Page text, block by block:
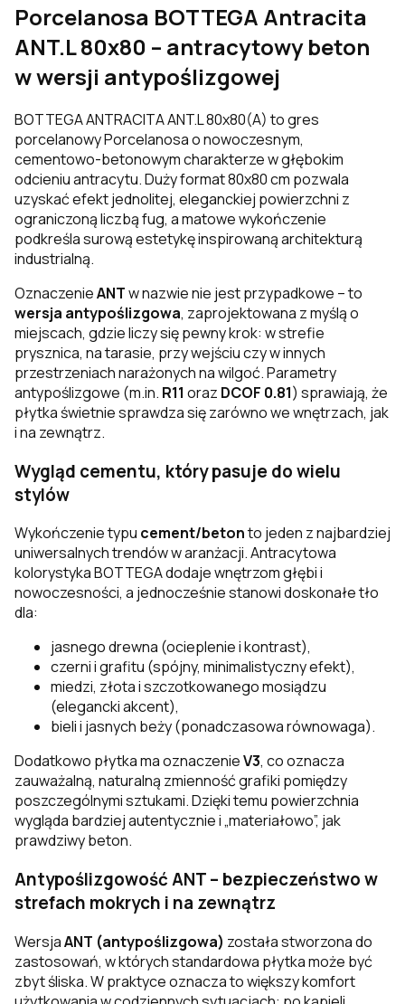
Porcelanosa BOTTEGA Antracita
ANT.L 80x80 – antracytowy beton
w wersji antypoślizgowej
BOTTEGA ANTRACITA ANT.L 80x80(A) to gres
porcelanowy Porcelanosa o nowoczesnym,
cementowo-betonowym charakterze w głębokim
odcieniu antracytu. Duży format 80x80 cm pozwala
uzyskać efekt jednolitej, eleganckiej powierzchni z
ograniczoną liczbą fug, a matowe wykończenie
podkreśla surową estetykę inspirowaną architekturą
industrialną.
OznaczenieANTw nazwie nie jest przypadkowe – to
wersja antypoślizgowa, zaprojektowana z myślą o
miejscach, gdzie liczy się pewny krok: w strefie
prysznica, na tarasie, przy wejściu czy w innych
przestrzeniach narażonych na wilgoć. Parametry
antypoślizgowe (m.in. R11 oraz DCOF 0.81) sprawiają, że
płytka świetnie sprawdza się zarówno we wnętrzach, jak
i na zewnątrz.
Wygląd cementu, który pasuje do wielu
stylów
Wykończenie typu cement/betonto jeden z najbardziej
uniwersalnych trendów w aranżacji. Antracytowa
kolorystyka BOTTEGA dodaje wnętrzom głębi i
nowoczesności, a jednocześnie stanowi doskonałe tło
dla:
jasnego drewna (ocieplenie i kontrast),
czerni i grafitu (spójny, minimalistyczny efekt),
miedzi, złota i szczotkowanego mosiądzu
(elegancki akcent),
bieli i jasnych beży (ponadczasowa równowaga).
Dodatkowo płytka ma oznaczenieV3, co oznacza
zauważalną, naturalną zmienność grafiki pomiędzy
poszczególnymi sztukami. Dzięki temu powierzchnia
wygląda bardziej autentycznie i „materiałowo”, jak
prawdziwy beton.
Antypoślizgowość ANT – bezpieczeństwo w
strefach mokrych i na zewnątrz
WersjaANT (antypoślizgowa) została stworzona do
zastosowań, w których standardowa płytka może być
zbyt śliska. W praktyce oznacza to większy komfort